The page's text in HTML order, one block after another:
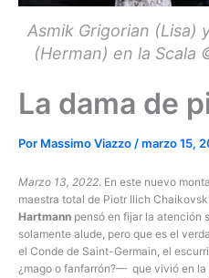
Asmik Grigorian (Lisa)
(Herman) en la Scala
La dama de
Por Massimo Viazzo/marzo 15,
Marzo 13, 2022. En este nuevo
maestra total de Piotr Ilich
Hartmann pensó en fijar la atención
solamente alude, pero que es el
el Conde de Saint-Germain, el
¿mago o fanfarrón?— que vivió en la